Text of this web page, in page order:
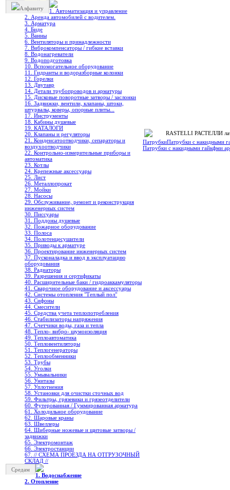
Алфавиту
1. Автоматизация и управление
2. Аренда автомобилей с водителем.
3. Арматура
4. Биде
5. Ванны
6. Вентиляторы и принадлежности
7. Виброкомпенсаторы / гибкие вставки
8. Водонагреватели
9. Водоподготовка
10. Вспомогательное оборудование
11. Гидранты и водоразборные колонки
12. Горелки
13. Двутавр
14. Детали трубопроводов и арматуры
15. Дисковые поворотные затворы / заслонки
16. Задвижки, вентили, клапаны, штоки,
штурвалы, коверы, опорные плиты...
17. Инструменты
18. Кабины душевые
19. КАТАЛОГИ
20. Клапаны и регуляторы
21. Конденсатоотводчики, сепараторы и
воздухоотводчики
22. Контрольно-измерительные приборы и
автоматика
23. Котлы
24. Крепежные аксессуары
25. Лист
26. Металлопрокат
27. Мойки
28. Насосы
29. Обслуживание, ремонт и реконструкция
инженерных систем
30. Писсуары
31. Поддоны душевые
32. Пожарное оборудование
33. Полоса
34. Полотенцесушители
35. Приводы к арматуре
36. Проектирование инженерных систем
37. Пусконаладка и ввод в эксплуатацию
оборудования
38. Радиаторы
39. Разрешения и сертификаты
40. Расширительные баки / гидроаккамуляторы
41. Сварочное оборудование и аксессуары
42. Системы отопления "Теплый пол"
43. Сифоны
44. Смесители
45. Средства учета теплопотребления
46. Стабилизаторы напряжения
47. Счетчики воды, газа и тепла
48. Тепло- вибро- шумоизоляция
49. Теплоавтоматика
50. Тепловентиляторы
51. Теплогенераторы
52. Теплообменники
53. Трубы
54. Уголки
55. Умывальники
56. Унитазы
57. Уплотнения
58. Установки для очистки сточных вод
59. Фильтры, грязевики и грязеотделители
60. Футерованная / Гуммированная арматура
61. Холодильное oборудование
62. Шаровые краны
63. Швеллеры
64. Шиберные ножевые и щитовые затворы /
задвижки
65. Электромонтаж
66. Электростанции
67. // СХЕМА ПРОЕЗДА НА ОТГРУЗОЧНЫЙ
СКЛАД //
Средам
1. Водоснабжение
2. Отопление
RASTELLI РАСТЕЛЛИ
ПатрубкиПатрубки с накидными
Патрубки с накидными гайкфми